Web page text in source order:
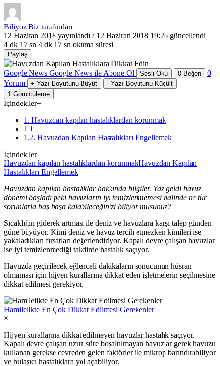
Biliyoz Biz tarafından
12 Haziran 2018 yayınlandı / 12 Haziran 2018 19:26 güncellendi
4 dk 17 sn 4 dk 17 sn okuma süresi
Paylaş
Google News Google News ile Abone Ol Sesli Oku 0 Beğen
0
Yorum
+ Yazı Boyutunu Büyüt - Yazı Boyutunu Küçült
1 Görüntüleme
İçindekiler+
1. Havuzdan kapılan hastalıklardan korunmak
1.1.
1.2. Havuzdan Kapılan Hastalıkları Engellemek
İçindekiler
Havuzdan kapılan hastalıklardan korunmakHavuzdan Kapılan
Hastalıkları Engellemek
Havuzdan kapılan hastalıklar hakkında bilgiler. Yaz geldi havuz
dönemi başladı peki havuzların iyi temizlenmemesi halinde ne tür
sorunlarla baş başa kalabileceğinizi biliyor musunuz?
Sıcaklığın giderek artması ile deniz ve havuzlara karşı talep günden
güne büyüyor. Kimi deniz ve havuz tercih etmezken kimileri ise
yakaladıkları fırsatları değerlendiriyor. Kapalı devre çalışan havuzlar
ise iyi temizlenmediği takdirde hastalık saçıyor.
Havuzda geçirilecek eğlenceli dakikaların sonucunun hüsran
olmaması için hijyen kurallarına dikkat eden işletmelerin seçilmesine
dikkat edilmesi gerekiyor.
Hamilelikte En Çok Dikkat Edilmesi Gerekenler
×
Hijyen kurallarına dikkat edilmeyen havuzlar hastalık saçıyor.
Kapalı devre çalışan uzun süre boşaltılmayan havuzlar gerek havuzu
kullanan gerekse cevreden gelen faktörler ile mikrop barındırabiliyor
ve bulaşıcı hastalıklara yol açabiliyor.